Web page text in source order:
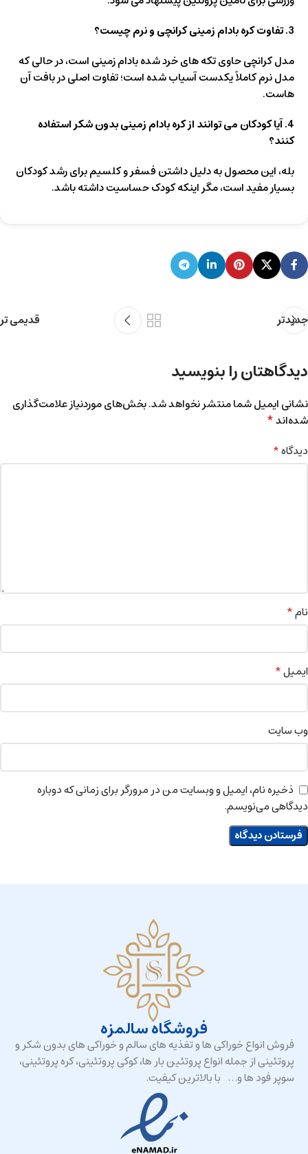
3. تفاوت کره بادام زمینی کرانچی و نرم چیست؟
مدل کرانچی حاوی تکه‌ های خرد شده بادام زمینی است، در حالی که
مدل نرم کاملاً یکدست آسیاب شده است؛ تفاوت اصلی در بافت آن‌
هاست.
4. آیا کودکان می‌ توانند از کره بادام زمینی بدون شکر استفاده
کنند؟
بله، این محصول به دلیل داشتن فسفر و کلسیم برای رشد کودکان
بسیار مفید است، مگر اینکه کودک حساسیت داشته باشد.
جدیدتر قدیمی تر
دیدگاهتان را بنویسید
نشانی ایمیل شما منتشر نخواهد شد.بخش‌های موردنیاز علامت‌گذاری
شده‌اند*
دیدگاه*
نام*
ایمیل*
وب‌ سایت
ذخیره نام، ایمیل و وبسایت من در مرورگر برای زمانی که دوباره
دیدگاهی می‌نویسم.
فروشگاه سالمزه
فروش انواع خوراکی ها و تغذیه های سالم و خوراکی های بدون شکر و
پروتئینی از جمله انواع پروتئین بار ها، کوکی پروتئینی، کره پروتئینی،
سوپر فود ها و… با بالاترین کیفیت.